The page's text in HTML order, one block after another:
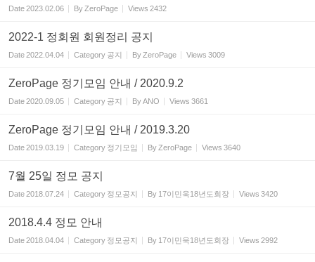
Date2023.02.06 By ZeroPage Views 2432
2022-1 정회원 회원정리 공지
Date2022.04.04 Category 공지 By ZeroPage Views 3009
ZeroPage 정기모임 안내 / 2020.9.2
Date2020.09.05 Category 공지 ByANO Views 3661
ZeroPage 정기모임 안내 / 2019.3.20
Date2019.03.19 Category 정기모임 By ZeroPage Views 3640
7월 25일 정모 공지
Date2018.07.24 Category 정모공지 By 17이민욱18년도회장 Views 3420
2018.4.4 정모 안내
Date2018.04.04 Category 정모공지 By 17이민욱18년도회장 Views 2992